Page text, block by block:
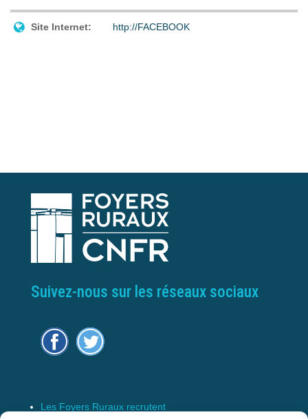
Site Internet: http://FACEBOOK
Suivez-nous sur les réseaux sociaux
Les Foyers Ruraux recrutent